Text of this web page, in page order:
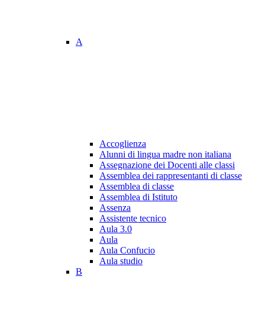
A
Accoglienza
Alunni di lingua madre non italiana
Assegnazione dei Docenti alle classi
Assemblea dei rappresentanti di classe
Assemblea di classe
Assemblea di Istituto
Assenza
Assistente tecnico
Aula 3.0
Aula
Aula Confucio
Aula studio
B